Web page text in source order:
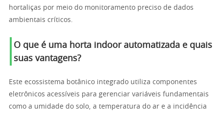
hortaliças por meio do monitoramento preciso de dados
ambientais críticos.
O que é uma horta indoor automatizada e quais
suas vantagens?
Este ecossistema botânico integrado utiliza componentes
eletrônicos acessíveis para gerenciar variáveis fundamentais
como a umidade do solo, a temperatura do ar e a incidência